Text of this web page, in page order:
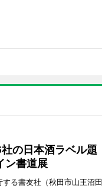
の日本酒ラベル題
ン書道展
る書友社（秋田市山王沼田